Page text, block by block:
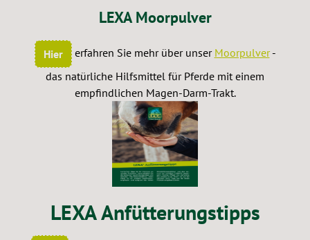
LEXA Moorpulver
Hier erfahren Sie mehr über unser Moorpulver-
das natürliche Hilfsmittel für Pferde mit einem
empfindlichen Magen-Darm-Trakt.
LEXA Anfütterungstipps